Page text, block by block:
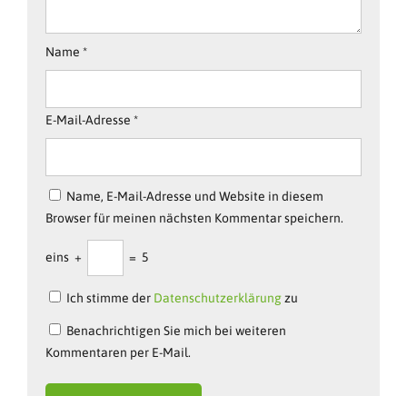
Name *
E-Mail-Adresse *
Name, E-Mail-Adresse und Website in diesem
Browser für meinen nächsten Kommentar speichern.
eins + = 5
Ich stimme der Datenschutzerklärungzu
Benachrichtigen Sie mich bei weiteren
Kommentaren per E-Mail.